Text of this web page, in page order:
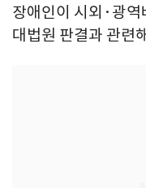
장애인이 시외·광
대법원 판결과 관련